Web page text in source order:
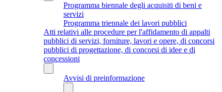
Programma biennale degli acquisiti di beni e
servizi
Programma triennale dei lavori pubblici
Atti relativi alle procedure per l'affidamento di appalti
pubblici di servizi, forniture, lavori e opere, di concorsi
pubblici di progettazione, di concorsi di idee e di
concessioni
Avvisi di preinformazione